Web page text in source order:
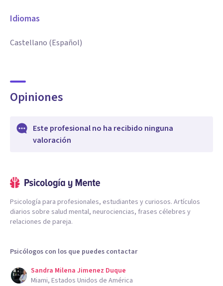
Idiomas
Castellano (Español)
Opiniones
Este profesional no ha recibido ninguna
valoración
Psicología para profesionales, estudiantes y curiosos. Artículos
diarios sobre salud mental, neurociencias, frases célebres y
relaciones de pareja.
Psicólogos con los que puedes contactar
Sandra Milena Jimenez Duque
Miami, Estados Unidos de América